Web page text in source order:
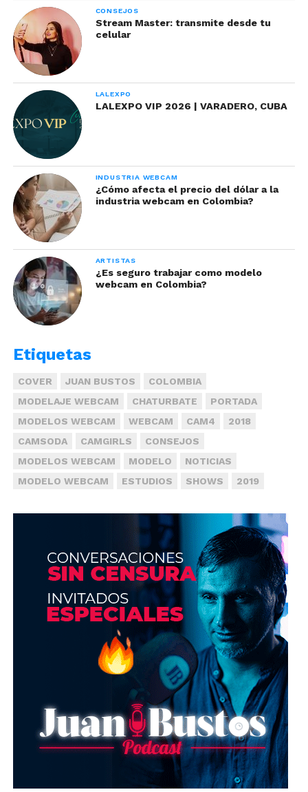
CONSEJOS
Stream Master: transmite desde tu
celular
LALEXPO
LALEXPO VIP 2026 | VARADERO, CUBA
INDUSTRIA WEBCAM
¿Cómo afecta el precio del dólar a la
industria webcam en Colombia?
ARTISTAS
¿Es seguro trabajar como modelo
webcam en Colombia?
Etiquetas
COVER JUAN BUSTOS
COLOMBIA
MODELAJE WEBCAM
CHATURBATE
PORTADA
MODELOS WEBCAM
WEBCAM CAM4
2018
CAMSODA
CAMGIRLS
CONSEJOS
MODELOS WEBCAM
MODELO
NOTICIAS
MODELO WEBCAM
ESTUDIOS SHOWS 2019